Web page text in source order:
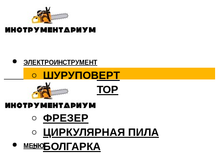
ЭЛЕКТРОИНСТРУМЕНТ
ШУРУПОВЕРТ
ПЕРФОРАТОР
ДРЕЛЬ
ФРЕЗЕР
ЦИРКУЛЯРНАЯ ПИЛА
БОЛГАРКА
МЕНЮ